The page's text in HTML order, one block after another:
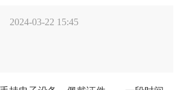
2024-03-22 15:45